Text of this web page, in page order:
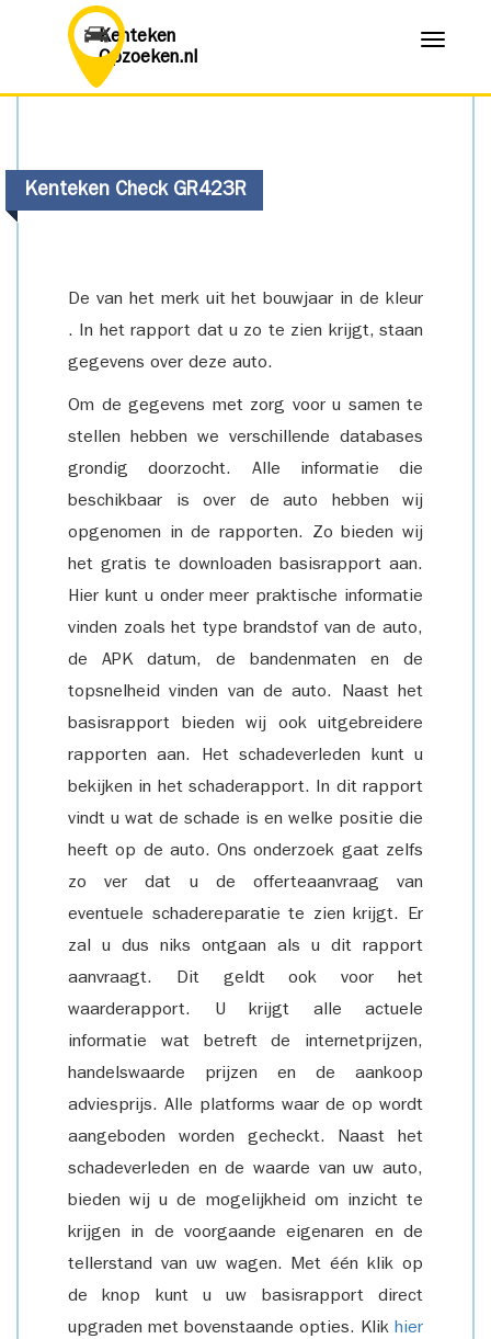
Kenteken
Opzoeken.nl
Menu
Kenteken Check GR423R
De van het merk uit het bouwjaar in de kleur
. In het rapport dat u zo te zien krijgt, staan
gegevens over deze auto.
Om de gegevens met zorg voor u samen te
stellen hebben we verschillende databases
grondig doorzocht. Alle informatie die
beschikbaar is over de auto hebben wij
opgenomen in de rapporten. Zo bieden wij
het gratis te downloaden basisrapport aan.
Hier kunt u onder meer praktische informatie
vinden zoals het type brandstof van de auto,
de APK datum, de bandenmaten en de
topsnelheid vinden van de auto. Naast het
basisrapport bieden wij ook uitgebreidere
rapporten aan. Het schadeverleden kunt u
bekijken in het schaderapport. In dit rapport
vindt u wat de schade is en welke positie die
heeft op de auto. Ons onderzoek gaat zelfs
zo ver dat u de offerteaanvraag van
eventuele schadereparatie te zien krijgt. Er
zal u dus niks ontgaan als u dit rapport
aanvraagt. Dit geldt ook voor het
waarderapport. U krijgt alle actuele
informatie wat betreft de internetprijzen,
handelswaarde prijzen en de aankoop
adviesprijs. Alle platforms waar de op wordt
aangeboden worden gecheckt. Naast het
schadeverleden en de waarde van uw auto,
bieden wij u de mogelijkheid om inzicht te
krijgen in de voorgaande eigenaren en de
tellerstand van uw wagen. Met één klik op
de knop kunt u uw basisrapport direct
upgraden met bovenstaande opties. Klik hier